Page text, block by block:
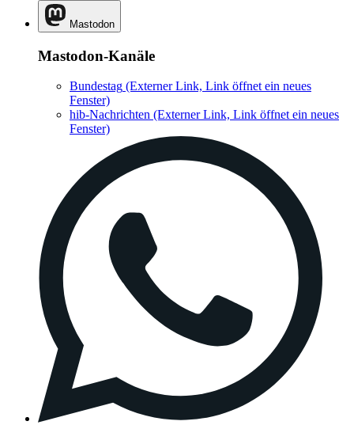
Mastodon
Mastodon-Kanäle
Bundestag (Externer Link, Link öffnet ein neues
Fenster)
hib-Nachrichten (Externer Link, Link öffnet ein neues
Fenster)